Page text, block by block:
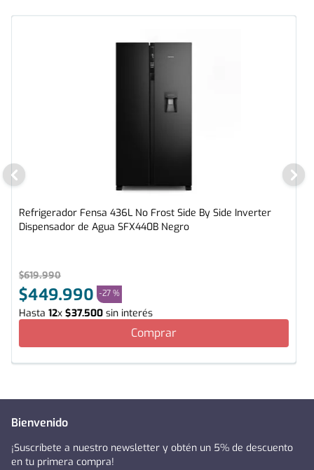
Refrigerador Fensa 436L No Frost Side By Side Inverter
Dispensador de Agua SFX440B Negro
$619.990
$449.990 -27 %
Hasta 12x $37.500 sin interés
Comprar
Bienvenido
¡Suscríbete a nuestro newsletter y obtén un 5% de descuento
en tu primera compra!